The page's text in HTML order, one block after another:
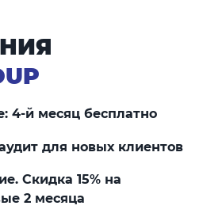
4-й месяц бесплатно
для новых клиентов
Скидка 15% на
2 месяца